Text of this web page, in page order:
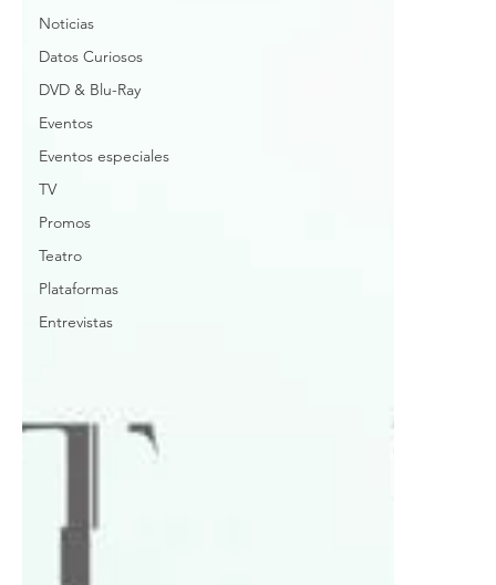
Noticias
Datos Curiosos
DVD & Blu-Ray
Eventos
Eventos especiales
TV
Promos
Teatro
Plataformas
Entrevistas